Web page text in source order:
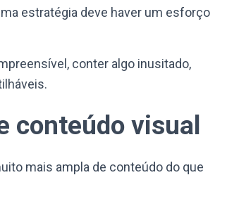
estratégia deve haver um esforço
conter algo inusitado,
conteúdo visual
mais ampla de conteúdo do que